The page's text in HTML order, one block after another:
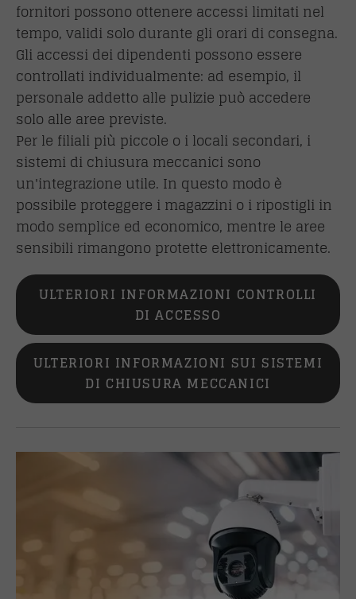
fornitori possono ottenere accessi limitati nel
tempo, validi solo durante gli orari di consegna.
Gli accessi dei dipendenti possono essere
controllati individualmente: ad esempio, il
personale addetto alle pulizie può accedere
solo alle aree previste.
Per le filiali più piccole o i locali secondari, i
sistemi di chiusura meccanici sono
un'integrazione utile. In questo modo è
possibile proteggere i magazzini o i ripostigli in
modo semplice ed economico, mentre le aree
sensibili rimangono protette elettronicamente.
ULTERIORI INFORMAZIONI CONTROLLI
DI ACCESSO
ULTERIORI INFORMAZIONI SUI SISTEMI
DI CHIUSURA MECCANICI